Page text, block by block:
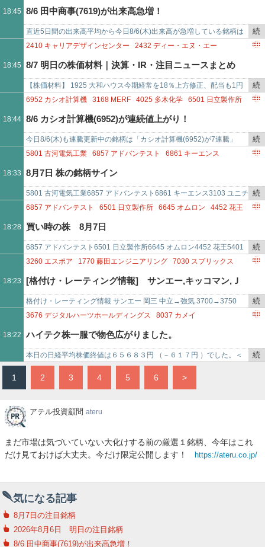
9076セイノーホールディングス 5711三菱マテリアル
1925大和ハウス工
事
で
18:45
2936ベースフード デルソーレ 7670
6392 ヤマダコーポレーション 4847 インテリジェント ウェイブ
9471文溪堂
8/6 田中商事(7619)が出来高急増！
直近5日間の出来高平均から今日8/6(木)出来高が急増している銘柄は
「田中商事(7619)が出来高平均比41.222倍」「ＣＥホールディングス
続
き
事
で
18:45
2410 キャリアデザインセンター 2432 ディー・エヌ・エー
ZOZO 3204
トーア紡コーポレーション
アイキューブドシステムズ
スマートドライブ
6835アライドテレシスホールディングス
7177 GMOフィナンシャルホールディングス 7740タムロン
8/7 明日の株価材料｜決算・IR・注目ニュースまとめ
【株価材料】 1925 大和ハウス今期経常を18％上方修正、配当も1円
増額300A ＭＩＣ株主優待制度の新設3167 ＴＯＫＡＩ ＨＤ上限500万
続
き
事
で
18:44
6952 カシオ計算機 3168 MERF 4025 多木化学 6501 日立製作所
双葉電子工業
バンク・オブ・イノベーション
6333 TEIKOKU 7128 ユニソルホールディングス
8/6 カシオ計算機(6952)が連続値上がり！
今日8/6(木)も連騰更新中の銘柄は「カシオ計算機(6952)が7連騰」
「ＭＥＲＦ(3168)が7連騰」「多木化学(4025)が7連騰」「日立製作
続
き
事
で
18:33
5801 古河電気工業 6857 アドバンテスト 6861 キーエンス
ユニチカ 8136
7272
ヤマハ発動機 8053
8月7日 株の銘柄サイン
5801 古河電気工業6857 アドバンテスト6861 キーエンス3103 ユニチ
カ8136 サンリオ8015 豊田通商6504 富士電機7272 …
続
き
事
で
18:28
6857 アドバンテスト 6501 日立製作所 6645 オムロン 4452 花王
5401
日本製鉄
7832
バンダイナムコホールディングス
2782 セリア
買い時の株 8月7日
6857 アドバンテスト6501 日立製作所6645 オムロン4452 花王5401
日本製鉄7272 ヤマハ発動機7832 バンダイナムコホールデ…
続
き
事
で
18:23
3260 エスポア 1770 藤田エンジニアリング 7030 スプリックス
4440 ヴィッツ アセンテック
4691 ワシントンホテル 3391ツルハホールディングス
海帆
1821三井住友建設 1850南海辰村建設 4936アクシージア
[格付け・レーティング情報] サンエー,キッコマン,Ｊ
Ｔ,メルカリ,ＪＭＤＣ,アステラス,エーザイ,資生堂,エプ
ソン,ローム,太陽誘電,横浜ＦＧ,ホンダ,ＳＨＯＥＩ,丸紅
格付け・レーティング情報 サンエー 岡三 中立→強気 3700→3750
3260キッコマン ＧＳ 買い 1700→1850 17…
続
き
事
18:22
3676 デジタルハーツホールディングス 8037 カメイ
横浜丸魚
ハイテク株一服で物色広がりました。
本日の日経平均株価終値は６５６８３円 （－６１７円 ）でした。＜
株式指標騰落率＞日経平均株価 －０．９３％ＴＯＰＩＸ ＋０．２
４％グロース２５０ …
続
1 2 3 4 5 6 >
ア
投
資
アテル投資顧問 ateru
まだ市場は気づいていない大化けする前の厳選１銘柄、今年はこれ
だけ見ておけば大丈夫。今だけ限定公開します！
https://ateru.co.jp/
気になる記事
8月7日の注目銘柄
2026年8月6日 明日の注目銘柄
8/6 田中商事(7619)が出来高急増！